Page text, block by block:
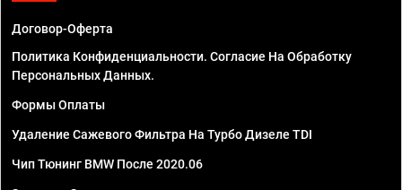
Договор-Оферта
Политика Конфиденциальности. Согласие На Обработку
Персональных Данных.
Формы Оплаты
Удаление Сажевого Фильтра На Турбо Дизеле TDI
Чип Тюнинг BMW После 2020.06